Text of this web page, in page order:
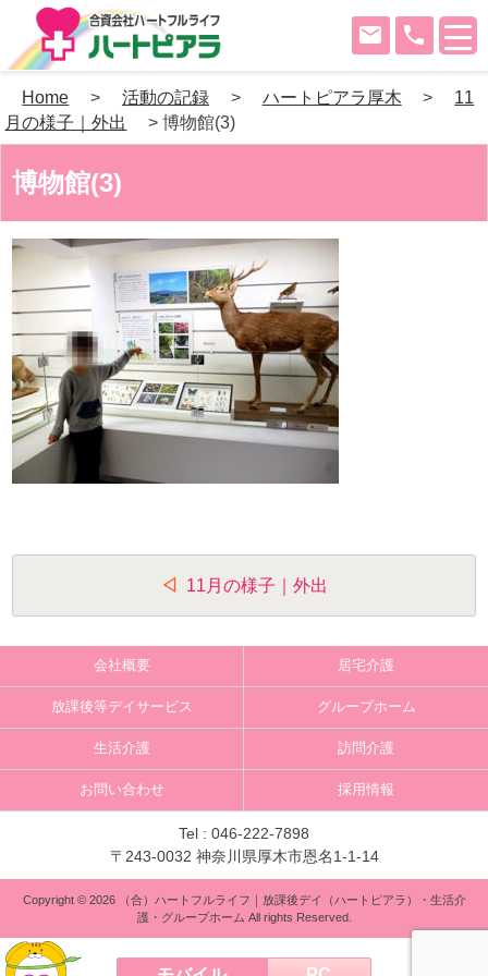
Skip
to
phone
mail
Home > 活動の記録 > ハートピアラ厚木 >
11
月の様子｜外出
>博物館(3)
博物館(3)
稿
ナ
ビ
ゲ
ン
11月の様子｜外出
会社概要 居宅介護
放課後等デイサービス グループホーム
生活介護 訪問介護
お問い合わせ 採用情報
Tel : 046-222-7898
〒243-0032 神奈川県厚木市恩名1-1-14
Copyright © 2026 （合）ハートフルライフ｜放課後デイ（ハートピアラ）・生活介
護・グループホーム All rights Reserved.